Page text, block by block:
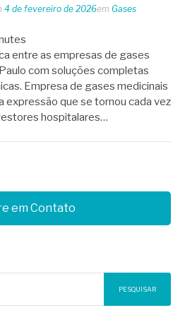
4 de fevereiro de 2026em Gases
entre as empresas de gases
com soluções completas
Empresa de gases medicinais
expressão que se tornou cada vez
hospitalares…
em Contato
PESQUISAR